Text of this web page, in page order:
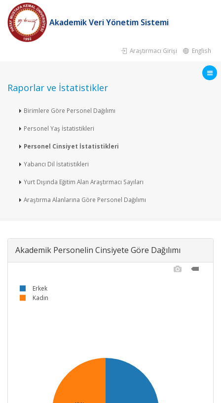
Akademik Veri Yönetim Sistemi
Araştırmacı Girişi English
Raporlar ve İstatistikler
Birimlere Göre Personel Dağılımı
Personel Yaş İstatistikleri
Personel Cinsiyet İstatistikleri
Yabancı Dil İstatistikleri
Yurt Dışında Eğitim Alan Araştırmacı Sayıları
Araştırma Alanlarına Göre Personel Dağılımı
Akademik Personelin Cinsiyete Göre Dağılımı
Erkek
Kadın